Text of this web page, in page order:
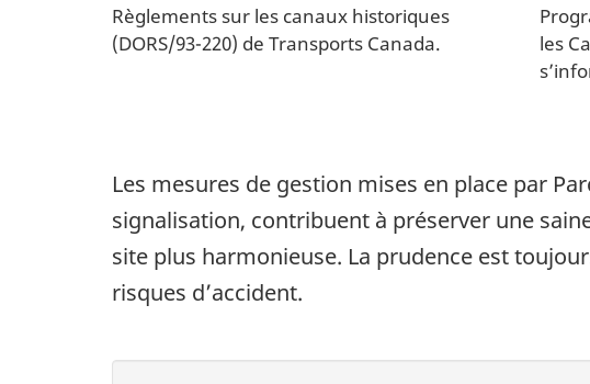
Règlements sur les canaux historiques
(DORS/93-220) de Transports Canada.
les
Les mesures de gestion mises en place par
signalisation, contribuent à préserver une
site plus harmonieuse. La prudence est
risques d’accident.